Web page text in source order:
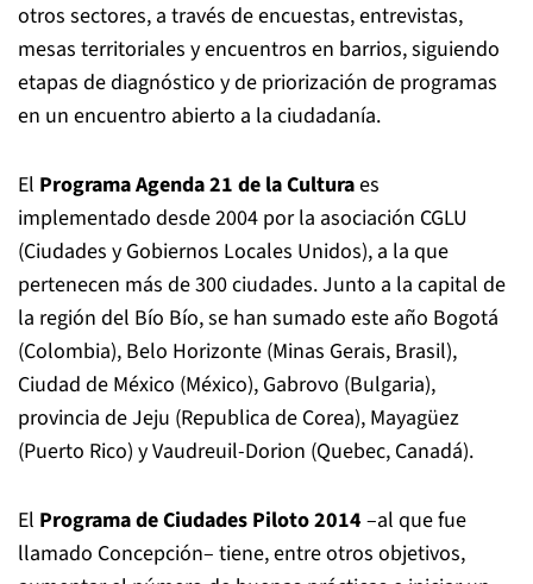
otros sectores, a través de encuestas, entrevistas,
mesas territoriales y encuentros en barrios, siguiendo
etapas de diagnóstico y de priorización de programas
en un encuentro abierto a la ciudadanía.
El Programa Agenda 21 de la Culturaes
implementado desde 2004 por la asociación CGLU
(Ciudades y Gobiernos Locales Unidos), a la que
pertenecen más de 300 ciudades. Junto a la capital de
la región del Bío Bío, se han sumado este año Bogotá
(Colombia), Belo Horizonte (Minas Gerais, Brasil),
Ciudad de México (México), Gabrovo (Bulgaria),
provincia de Jeju (Republica de Corea), Mayagüez
(Puerto Rico) y Vaudreuil-Dorion (Quebec, Canadá).
El Programa de Ciudades Piloto 2014 –al que fue
llamado Concepción– tiene, entre otros objetivos,